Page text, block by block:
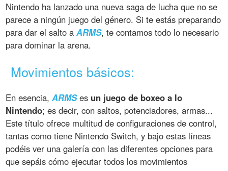
Nintendo ha lanzado una nueva saga de lucha que no se
parece a ningún juego del género. Si te estás preparando
para dar el salto aARMS, te contamos todo lo necesario
para dominar la arena.
Movimientos básicos:
En esencia,ARMSes un juego de boxeo a lo
Nintendo; es decir, con saltos, potenciadores, armas...
Este título ofrece multitud de configuraciones de control,
tantas como tiene Nintendo Switch, y bajo estas líneas
podéis ver una galería con las diferentes opciones para
que sepáis cómo ejecutar todos los movimientos